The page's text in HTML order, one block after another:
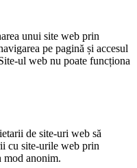
unui site web prin
pe pagină și accesul
ul web nu poate funcționa
de site-uri web să
cu site-urile web prin
mod anonim.